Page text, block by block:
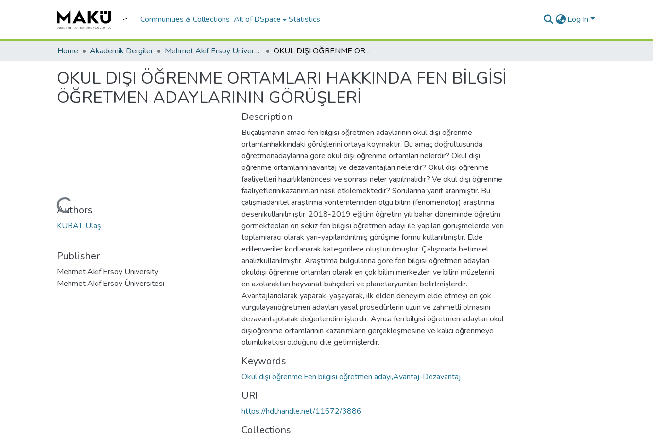
Communities & Collections All of DSpace Statistics Log In
Home Akademik Dergiler Mehmet Akif Ersoy University Journal of Education Faculty OKUL DIŞI ÖĞRENME ORTAMLARI HAKKINDA FEN BİLGİSİ ÖĞRETMEN ADAYLARININ GÖRÜŞLERİ
OKUL DIŞI ÖĞRENME ORTAMLARI HAKKINDA FEN BİLGİSİ
ÖĞRETMEN ADAYLARININ GÖRÜŞLERİ
Loading...
Authors
KUBAT, Ulaş
Publisher
Mehmet Akif Ersoy University
Mehmet Akif Ersoy Üniversitesi
Description
Buçalışmanın amacı fen bilgisi öğretmen adaylarının okul dışı öğrenme
ortamlarıhakkındaki görüşlerini ortaya koymaktır. Bu amaç doğrultusunda
öğretmenadaylarına göre okul dışı öğrenme ortamları nelerdir? Okul dışı
öğrenme ortamlarınınavantaj ve dezavantajları nelerdir? Okul dışı öğrenme
faaliyetleri hazırlıklarıöncesi ve sonrası neler yapılmalıdır? Ve okul dışı öğrenme
faaliyetlerinikazanımları nasıl etkilemektedir? Sorularına yanıt aranmıştır. Bu
çalışmadanitel araştırma yöntemlerinden olgu bilim (fenomenoloji) araştırma
desenikullanılmıştır. 2018-2019 eğitim öğretim yılı bahar döneminde öğretim
görmekteolan on sekiz fen bilgisi öğretmen adayı ile yapılan görüşmelerde veri
toplamıaracı olarak yarı-yapılandırılmış görüşme formu kullanılmıştır. Elde
edilenveriler kodlanarak kategorilere oluşturulmuştur. Çalışmada betimsel
analizkullanılmıştır. Araştırma bulgularına göre fen bilgisi öğretmen adayları
okuldışı öğrenme ortamları olarak en çok bilim merkezleri ve bilim müzelerini
en azolaraktan hayvanat bahçeleri ve planetaryumları belirtmişlerdir.
Avantajlarıolarak yaparak-yaşayarak, ilk elden deneyim elde etmeyi en çok
vurgulayanöğretmen adayları yasal prosedürlerin uzun ve zahmetli olmasını
dezavantajolarak değerlendirmişlerdir. Ayrıca fen bilgisi öğretmen adayları okul
dışıöğrenme ortamlarının kazanımların gerçekleşmesine ve kalıcı öğrenmeye
olumlukatkısı olduğunu dile getirmişlerdir.
Keywords
Okul dışı öğrenme,Fen bilgisi öğretmen adayı,Avantaj-Dezavantaj
URI
https://hdl.handle.net/11672/3886
Collections